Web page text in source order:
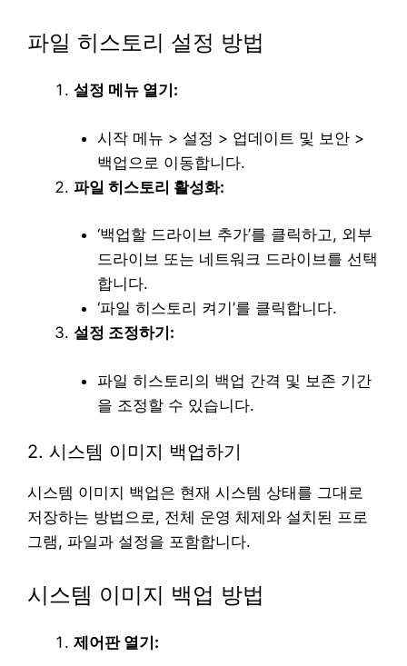
파일 히스토리 설정 방법
설정 메뉴 열기:
시작 메뉴 > 설정 > 업데이트 및 보안 >
백업으로 이동합니다.
파일 히스토리 활성화:
‘백업할 드라이브 추가’를 클릭하고, 외부
드라이브 또는 네트워크 드라이브를 선택
합니다.
‘파일 히스토리 켜기’를 클릭합니다.
설정 조정하기:
파일 히스토리의 백업 간격 및 보존 기간
을 조정할 수 있습니다.
2. 시스템 이미지 백업하기
시스템 이미지 백업은 현재 시스템 상태를 그대로
저장하는 방법으로, 전체 운영 체제와 설치된 프로
그램, 파일과 설정을 포함합니다.
시스템 이미지 백업 방법
제어판 열기: